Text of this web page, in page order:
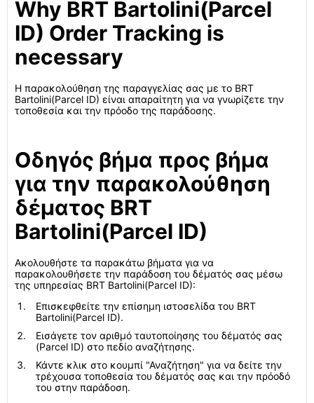
Why BRT Bartolini(Parcel
ID) Order Tracking is
necessary
Η παρακολούθηση της παραγγελίας σας με το BRT
Bartolini(Parcel ID) είναι απαραίτητη για να γνωρίζετε την
τοποθεσία και την πρόοδο της παράδοσης.
Οδηγός βήμα προς βήμα
για την παρακολούθηση
δέματος BRT
Bartolini(Parcel ID)
Ακολουθήστε τα παρακάτω βήματα για να
παρακολουθήσετε την παράδοση του δέματός σας μέσω
της υπηρεσίας BRT Bartolini(Parcel ID):
Επισκεφθείτε την επίσημη ιστοσελίδα του BRT
Bartolini(Parcel ID).
Εισάγετε τον αριθμό ταυτοποίησης του δέματός σας
(Parcel ID) στο πεδίο αναζήτησης.
Κάντε κλικ στο κουμπί "Αναζήτηση" για να δείτε την
τρέχουσα τοποθεσία του δέματός σας και την πρόοδό
του στην παράδοση.